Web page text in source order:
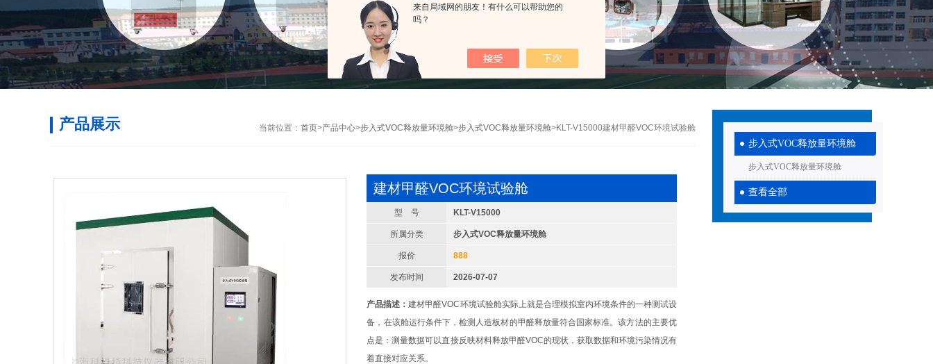
来自局域网的朋友！有什么可以帮助您的
吗？
步⼊式VOC释放量环境舱
步⼊式VOC释放量环境舱
查看全部
当前位置： 首页>产品中心>步⼊式VOC释放量环境舱>步⼊式VOC释放量环境舱>KLT-V15000建材甲醛VOC环境试验舱
产品展示
建材甲醛VOC环境试验舱
型 号 KLT-V15000
所属分类 步⼊式VOC释放量环境舱
报价 888
发布时间 2026-07-07
产品描述：建材甲醛VOC环境试验舱实际上就是合理模拟室内环境条件的一种测试设
备，在该舱运行条件下，检测人造板材的甲醛释放量符合国家标准。该方法的主要优
点是：测量数据可以直接反映材料释放甲醛VOC的现状，获取数据和环境污染情况有
着直接对应关系。